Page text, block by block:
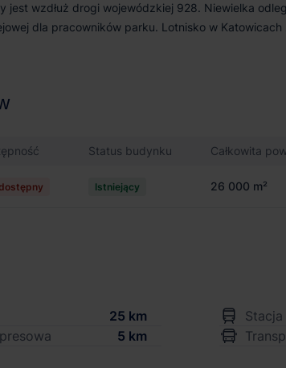
jest wzdłuż drogi wojewódzkiej 928. Niewielka
dla pracowników parku. Lotnisko w
Status budynku Całkowita pow.
Istniejący 26 000 m²
25 km
5 km